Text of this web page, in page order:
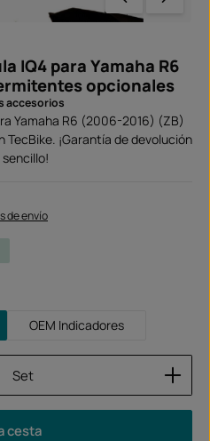
IQ4 para Yamaha R6
opcionales
accesorios
Yamaha R6 (2006-2016) (ZB)
TecBike. ¡Garantía de devolución
sencillo!
de envío
OEM Indicadores
introduce la cantidad
Set
cesta